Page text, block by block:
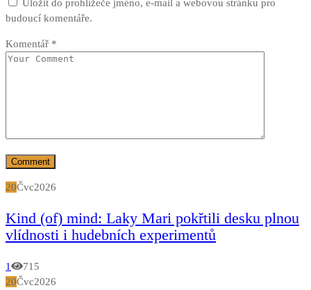
Uložit do prohlížeče jméno, e-mail a webovou stránku pro
budoucí komentáře.
Komentář *
20Čvc2026
Kind (of) mind: Laky Mari pokřtili desku plnou
vlídnosti i hudebních experimentů
1
715
20Čvc2026